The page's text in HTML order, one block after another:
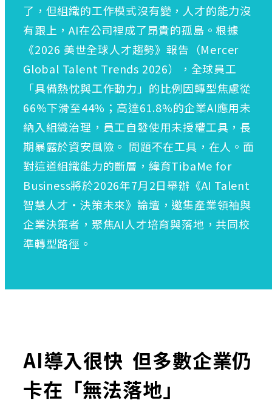
了，但組織的工作模式沒有變，人才的能力沒
有跟上，AI在公司裡成了昂貴的孤島。根據
《2026 美世全球人才趨勢》報告（Mercer
Global Talent Trends 2026），全球員工
「具備熱忱與工作動力」的比例因轉型焦慮從
66%下滑至44%；高達61.8%的企業AI應用未
納入組織治理，員工自發使用未授權工具，長
期暴露於資安風險。 問題不在工具，在人。面
對這道組織能力的斷層，緯育TibaMe for
Business將於2026年7月2日舉辦《AI Talent
智慧人才・決策未來》論壇，邀集產業領袖與
企業決策者，聚焦AI人才培育與落地，共同校
準轉型路徑。
AI導入很快 但多數企業仍
卡在「無法落地」